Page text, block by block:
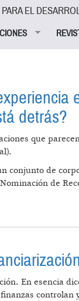
EL
detrás?
que
conjunto de
de
En esencia